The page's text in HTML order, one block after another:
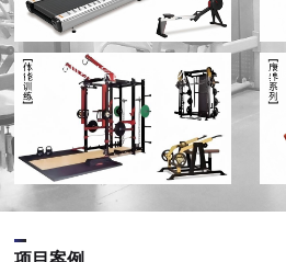
体能训练综合健身器材